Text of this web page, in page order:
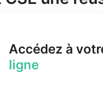
Accédez à
ligne